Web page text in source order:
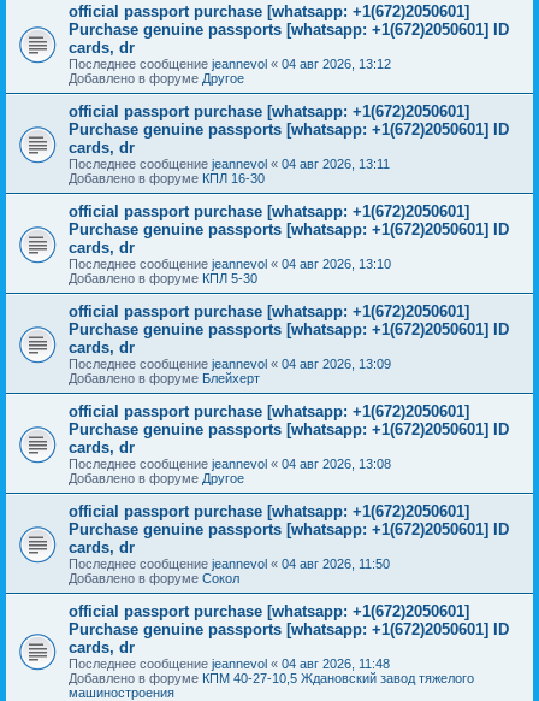
official passport purchase [whatsapp: +1(672)2050601]
Purchase genuine passports [whatsapp: +1(672)2050601] ID
cards, dr
Последнее сообщение jeannevol « 04 авг 2026, 13:12
Добавлено в форуме Другое
official passport purchase [whatsapp: +1(672)2050601]
Purchase genuine passports [whatsapp: +1(672)2050601] ID
cards, dr
Последнее сообщение jeannevol « 04 авг 2026, 13:11
Добавлено в форуме КПЛ 16-30
official passport purchase [whatsapp: +1(672)2050601]
Purchase genuine passports [whatsapp: +1(672)2050601] ID
cards, dr
Последнее сообщение jeannevol « 04 авг 2026, 13:10
Добавлено в форуме КПЛ 5-30
official passport purchase [whatsapp: +1(672)2050601]
Purchase genuine passports [whatsapp: +1(672)2050601] ID
cards, dr
Последнее сообщение jeannevol « 04 авг 2026, 13:09
Добавлено в форуме Блейхерт
official passport purchase [whatsapp: +1(672)2050601]
Purchase genuine passports [whatsapp: +1(672)2050601] ID
cards, dr
Последнее сообщение jeannevol « 04 авг 2026, 13:08
Добавлено в форуме Другое
official passport purchase [whatsapp: +1(672)2050601]
Purchase genuine passports [whatsapp: +1(672)2050601] ID
cards, dr
Последнее сообщение jeannevol « 04 авг 2026, 11:50
Добавлено в форуме Сокол
official passport purchase [whatsapp: +1(672)2050601]
Purchase genuine passports [whatsapp: +1(672)2050601] ID
cards, dr
Последнее сообщение jeannevol « 04 авг 2026, 11:48
Добавлено в форуме КПМ 40-27-10,5 Ждановский завод тяжелого
машиностроения